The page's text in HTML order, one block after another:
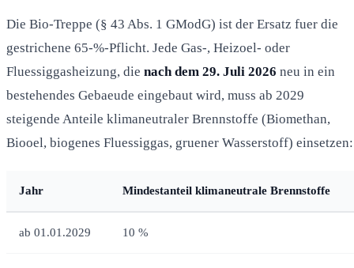
Die Bio-Treppe (§ 43 Abs. 1 GModG) ist der Ersatz fuer die
gestrichene 65-%-Pflicht. Jede Gas-, Heizoel- oder
Fluessiggasheizung, die nach dem 29. Juli 2026 neu in ein
bestehendes Gebaeude eingebaut wird, muss ab 2029
steigende Anteile klimaneutraler Brennstoffe (Biomethan,
Biooel, biogenes Fluessiggas, gruener Wasserstoff) einsetzen:
Jahr Mindestanteil klimaneutrale Brennstoffe
ab 01.01.2029 10 %